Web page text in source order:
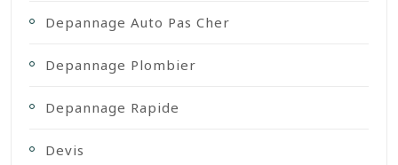
Depannage Auto Pas Cher
Depannage Plombier
Depannage Rapide
Devis